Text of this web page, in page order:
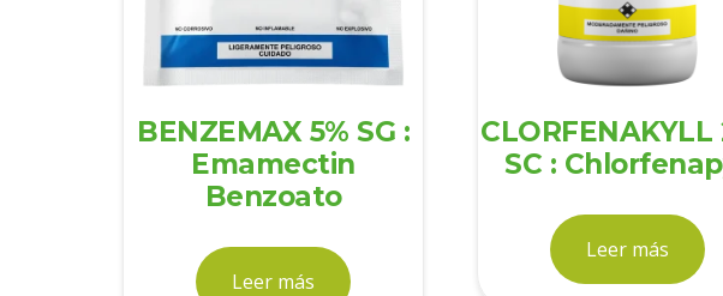
BENZEMAX 5% SG :
Emamectin
Benzoato
Leer más
CLORFENAKYLL
SC :
Leer más